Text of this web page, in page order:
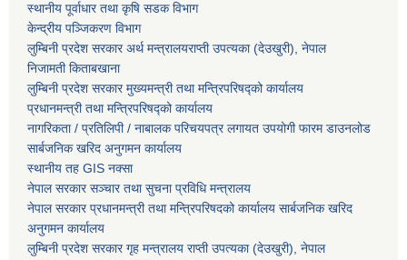
स्थानीय पूर्वाधार तथा कृषि सडक विभाग
केन्द्रीय पञ्जिकरण विभाग
लुम्बिनी प्रदेश सरकार अर्थ मन्त्रालयराप्ती उपत्यका (देउखुरी), नेपाल
निजामती किताबखाना
लुम्बिनी प्रदेश सरकार मुख्यमन्त्री तथा मन्त्रिपरिषद्को कार्यालय
प्रधानमन्त्री तथा मन्त्रिपरिषद्को कार्यालय
नागरिकता / प्रतिलिपी / नाबालक परिचयपत्र लगायत उपयोगी फारम डाउनलोड
सार्बजनिक खरिद अनुगमन कार्यालय
स्थानीय तह GIS नक्सा
नेपाल सरकारसञ्चार तथा सुचना प्रविधि मन्त्रालय
नेपाल सरकार प्रधानमन्त्री तथा मन्त्रिपरिषदको कार्यालय सार्बजनिक खरिद
अनुगमन कार्यालय
लुम्बिनी प्रदेश सरकार गृह मन्त्रालय राप्ती उपत्यका (देउखुरी), नेपाल